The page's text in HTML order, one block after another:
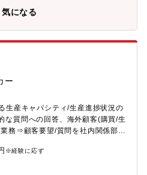
気になる
ー
生産キャパシティ/生産進捗状況の
な質問への回答、海外顧客(購買/生
務⇒顧客要望/質問を社内関係部署
⇒顧客来社時の通訳対応※日本に
きの同僚と楽しく働ける職場
※経験に応ず